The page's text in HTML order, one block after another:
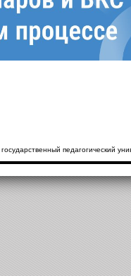
педагогический